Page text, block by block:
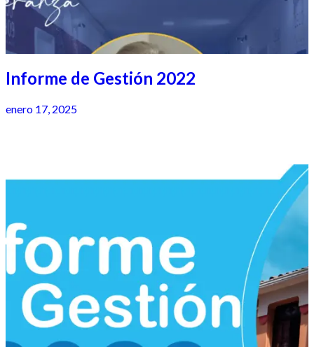
Informe de Gestión 2022
enero 17, 2025